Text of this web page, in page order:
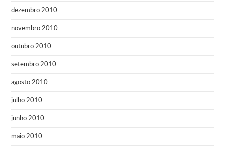
dezembro 2010
novembro 2010
outubro 2010
setembro 2010
agosto 2010
julho 2010
junho 2010
maio 2010